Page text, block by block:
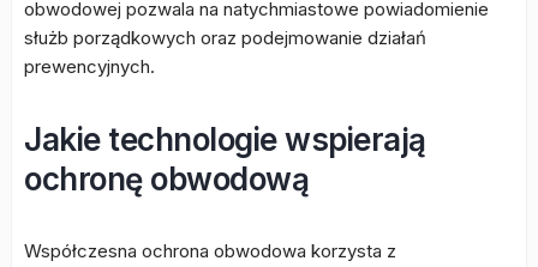
obwodowej pozwala na natychmiastowe powiadomienie
służb porządkowych oraz podejmowanie działań
prewencyjnych.
Jakie technologie wspierają
ochronę obwodową
Współczesna ochrona obwodowa korzysta z